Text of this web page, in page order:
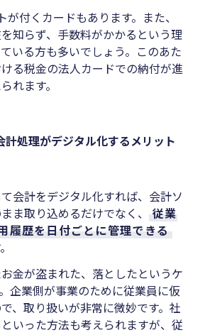
付くカードもあります。また、
知らず、手数料がかかるという理
いる方も多いでしょう。このあた
る税金の法人カードでの納付が進
れます。
計処理がデジタル化するメリット
会計をデジタル化すれば、会計ソ
ま取り込めるだけでなく、
従業
履歴を日付ごとに管理できる
金が盗まれた、落としたというケ
企業側が事業のために従業員に仮
、取り扱いが非常に微妙です。社
いった方法も考えられますが、従